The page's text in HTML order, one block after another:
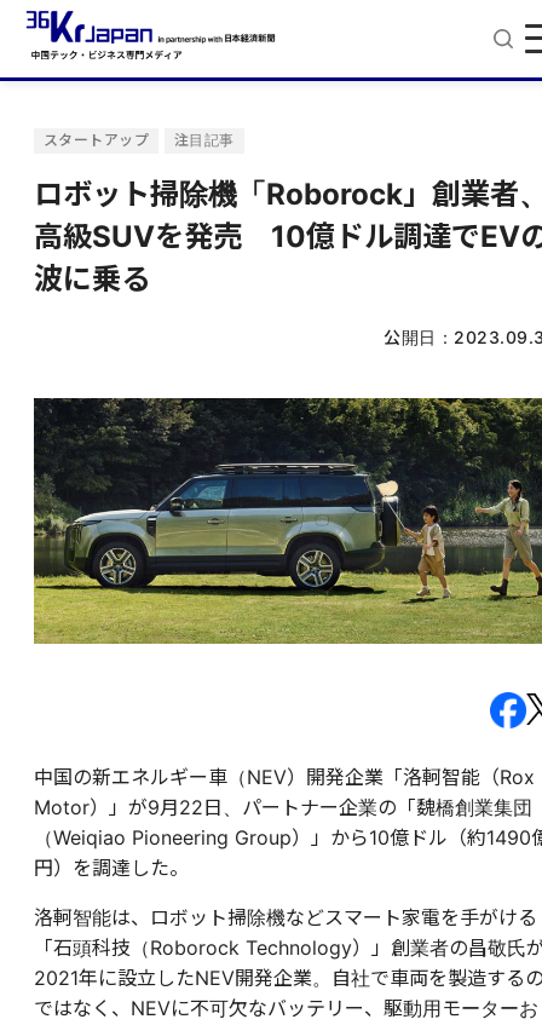
スタートアップ 注目記事
ロボット掃除機「Roborock」創業者
高級SUVを発売 10億ドル調達でEV
波に乗る
公開日：
中国の新エネルギー車（NEV）開発企業「洛軻智能（Rox
Motor）」が9月22日、パートナー企業の「魏橋創業集団
（Weiqiao Pioneering Group）」から10億ドル（約1490
円）を調達した。
洛軻智能は、ロボット掃除機などスマート家電を手がける
「石頭科技（Roborock Technology）」創業者の昌敬氏
2021年に設立したNEV開発企業。 自社で車両を製造する
ではなく、NEVに不可欠なバッテリー、駆動用モーターお